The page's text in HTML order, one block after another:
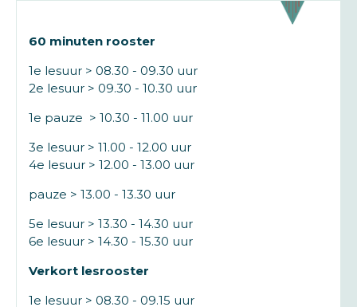
60 minuten rooster
1e lesuur > 08.30 - 09.30 uur
2e lesuur > 09.30 - 10.30 uur
1e pauze > 10.30 - 11.00 uur
3e lesuur > 11.00 - 12.00 uur
4e lesuur > 12.00 - 13.00 uur
pauze > 13.00 - 13.30 uur
5e lesuur > 13.30 - 14.30 uur
6e lesuur > 14.30 - 15.30 uur
Verkort lesrooster
1e lesuur > 08.30 - 09.15 uur